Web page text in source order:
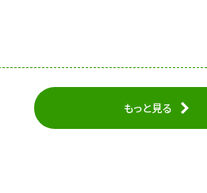
もっと見る